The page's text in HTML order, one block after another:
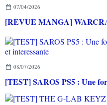
07/04/2026
08/07/2026